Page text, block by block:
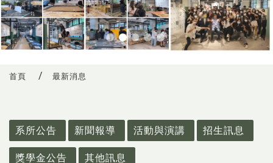
首頁 最新消息
系所公告
新聞報導 活動與演講 招生訊息
獎學金公告 其他訊息